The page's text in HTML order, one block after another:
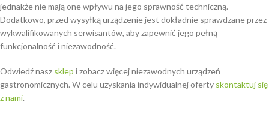
jednakże nie mają one wpływu na jego sprawność techniczną.
Dodatkowo, przed wysyłką urządzenie jest dokładnie sprawdzane przez
wykwalifikowanych serwisantów, aby zapewnić jego pełną
funkcjonalność i niezawodność.
Odwiedź nasz sklep i zobacz więcej niezawodnych urządzeń
gastronomicznych. W celu uzyskania indywidualnej oferty skontaktuj się
z nami.